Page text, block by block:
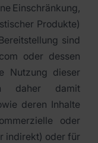
Einschränkung,
Produkte)
sind
oder dessen
Nutzung dieser
daher damit
deren Inhalte
oder
indirekt) oder für